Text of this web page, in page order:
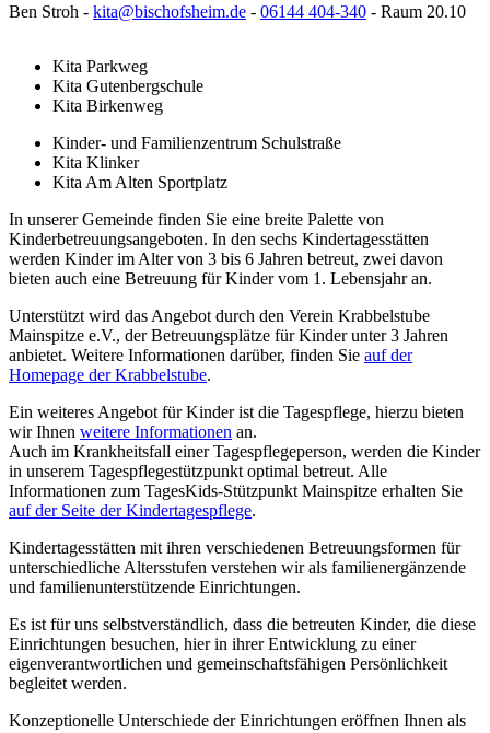
Ben Stroh - kita@bischofsheim.de - 06144 404-340 - Raum 20.10
Kita Parkweg
Kita Gutenbergschule
Kita Birkenweg
Kinder- und Familienzentrum Schulstraße
Kita Klinker
Kita Am Alten Sportplatz
In unserer Gemeinde finden Sie eine breite Palette von
Kinderbetreuungsangeboten. In den sechs Kindertagesstätten
werden Kinder im Alter von 3 bis 6 Jahren betreut, zwei davon
bieten auch eine Betreuung für Kinder vom 1. Lebensjahr an.
Unterstützt wird das Angebot durch den Verein Krabbelstube
Mainspitze e.V., der Betreuungsplätze für Kinder unter 3 Jahren
anbietet. Weitere Informationen darüber, finden Sie auf der
Homepage der Krabbelstube.
Ein weiteres Angebot für Kinder ist die Tagespflege, hierzu bieten
wir Ihnen weitere Informationen an.
Auch im Krankheitsfall einer Tagespflegeperson, werden die Kinder
in unserem Tagespflegestützpunkt optimal betreut. Alle
Informationen zum TagesKids-Stützpunkt Mainspitze erhalten Sie
auf der Seite der Kindertagespflege.
Kindertagesstätten mit ihren verschiedenen Betreuungsformen für
unterschiedliche Altersstufen verstehen wir als familienergänzende
und familienunterstützende Einrichtungen.
Es ist für uns selbstverständlich, dass die betreuten Kinder, die diese
Einrichtungen besuchen, hier in ihrer Entwicklung zu einer
eigenverantwortlichen und gemeinschaftsfähigen Persönlichkeit
begleitet werden.
Konzeptionelle Unterschiede der Einrichtungen eröffnen Ihnen als